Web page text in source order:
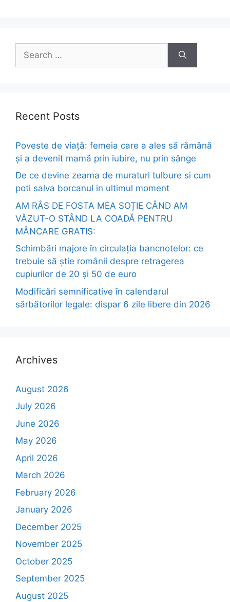
for:
Recent Posts
Poveste de viață: femeia care a ales să rămână
și a devenit mamă prin iubire, nu prin sânge
De ce devine zeama de muraturi tulbure si cum
poti salva borcanul in ultimul moment
AM RÂS DE FOSTA MEA SOȚIE CÂND AM
VĂZUT-O STÂND LA COADĂ PENTRU
MÂNCARE GRATIS:
Schimbări majore în circulația bancnotelor: ce
trebuie să știe românii despre retragerea
cupiurilor de 20 și 50 de euro
Modificări semnificative în calendarul
sărbătorilor legale: dispar 6 zile libere din 2026
Archives
August 2026
July 2026
June 2026
May 2026
April 2026
March 2026
February 2026
January 2026
December 2025
November 2025
October 2025
September 2025
August 2025